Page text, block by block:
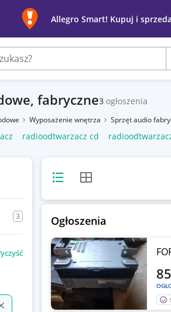
Allegro Smart! Kupuj i
fabryczne3 ogłoszenia
Wyposażenie wnętrza Sprzęt audio
radioodtwarzacz cd
3
Widok listyWidok siatki
Ogłoszenia
85